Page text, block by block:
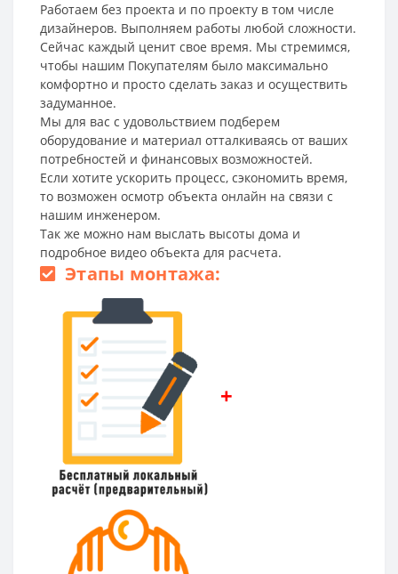
Работаем без проекта и по проекту в том числе
дизайнеров. Выполняем работы любой сложности.
Сейчас каждый ценит свое время. Мы стремимся,
чтобы нашим Покупателям было максимально
комфортно и просто сделать заказ и осуществить
задуманное.
Мы для вас с удовольствием подберем
оборудование и материал отталкиваясь от ваших
потребностей и финансовых возможностей.
Если хотите ускорить процесс, сэкономить время,
то возможен осмотр объекта онлайн на связи с
нашим инженером.
Так же можно нам выслать высоты дома и
подробное видео объекта для расчета.
Этапы монтажа:
+